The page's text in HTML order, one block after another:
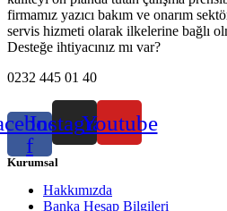
firmamız yazıcı bakım ve onarım
servis hizmeti olarak ilkelerine bağlı
Desteğe ihtiyacınız mı var?
0232 445 01 40
f
InstagramYoutube
Kurumsal
Hakkımızda
Banka Hesap Bilgileri